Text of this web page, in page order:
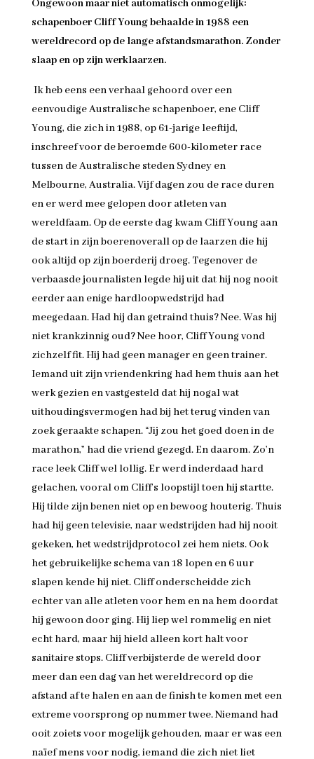
Ongewoon maar niet automatisch onmogelijk:
schapenboer Cliff Young behaalde in 1988 een
wereldrecord op de lange afstandsmarathon. Zonder
slaap en op zijn werklaarzen.
Ik heb eens een verhaal gehoord over een
eenvoudige Australische schapenboer, ene Cliff
Young, die zich in 1988, op 61-jarige leeftijd,
inschreef voor de beroemde 600-kilometer race
tussen de Australische steden Sydney en
Melbourne, Australia. Vijf dagen zou de race duren
en er werd mee gelopen door atleten van
wereldfaam. Op de eerste dag kwam Cliff Young aan
de start in zijn boerenoverall op de laarzen die hij
ook altijd op zijn boerderij droeg. Tegenover de
verbaasde journalisten legde hij uit dat hij nog nooit
eerder aan enige hardloopwedstrijd had
meegedaan. Had hij dan getraind thuis? Nee. Was hij
niet krankzinnig oud? Nee hoor, Cliff Young vond
zichzelf fit. Hij had geen manager en geen trainer.
Iemand uit zijn vriendenkring had hem thuis aan het
werk gezien en vastgesteld dat hij nogal wat
uithoudingsvermogen had bij het terug vinden van
zoek geraakte schapen. “Jij zou het goed doen in de
marathon,” had die vriend gezegd. En daarom. Zo’n
race leek Cliff wel lollig. Er werd inderdaad hard
gelachen, vooral om Cliff’s loopstijl toen hij startte.
Hij tilde zijn benen niet op en bewoog houterig. Thuis
had hij geen televisie, naar wedstrijden had hij nooit
gekeken, het wedstrijdprotocol zei hem niets. Ook
het gebruikelijke schema van 18 lopen en 6 uur
slapen kende hij niet. Cliff onderscheidde zich
echter van alle atleten voor hem en na hem doordat
hij gewoon door ging. Hij liep wel rommelig en niet
echt hard, maar hij hield alleen kort halt voor
sanitaire stops. Cliff verbijsterde de wereld door
meer dan een dag van het wereldrecord op die
afstand af te halen en aan de finish te komen met een
extreme voorsprong op nummer twee. Niemand had
ooit zoiets voor mogelijk gehouden, maar er was een
naïef mens voor nodig, iemand die zich niet liet